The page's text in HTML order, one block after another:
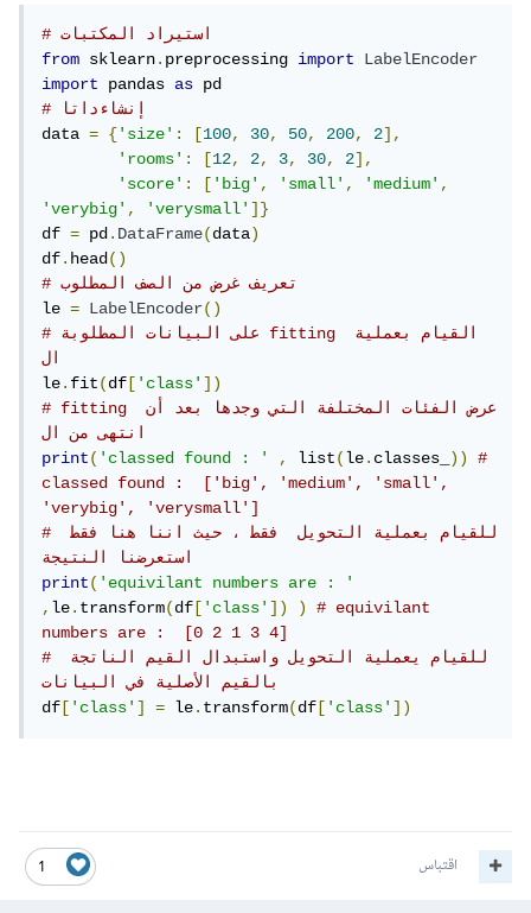
# استيراد المكتبات
from sklearn.preprocessing import
LabelEncoder
import
pandas as
data = {'size': [100, 30, 50, 200, 2],
'rooms': [12, 2, 3, 30, 2],
'score': ['big', 'small', 'medium',
'verybig', 'verysmall']}
df = pd.DataFrame(data)
df.head()
# تعريف غرض من الصف المطلوب
le = LabelEncoder()
# على البيانات المطلوبة fitting القيام بعملية
ال
le.fit(df ['class'])
# fitting عرض الفئات المختلفة التي وجدها بعد أن
انتهى من ال
print('classed found : ' , list(le.classes_))
#
classed found :  ['big', 'medium', 'small',
'verybig', 'verysmall']
# للقيام بعملية التحويل  فقط ، حيث اننا هنا فقط
print('equivilant numbers are : '
,le.transform(df ['class']) )
# equivilant
numbers are :  [0 2 1 3 4]
# للقيام يعملية التحويل واستبدال القيم الناتجة
بالقيم الأصلية في البيانات
df ['class'] = le.transform(df ['class'])
1 اقتباس